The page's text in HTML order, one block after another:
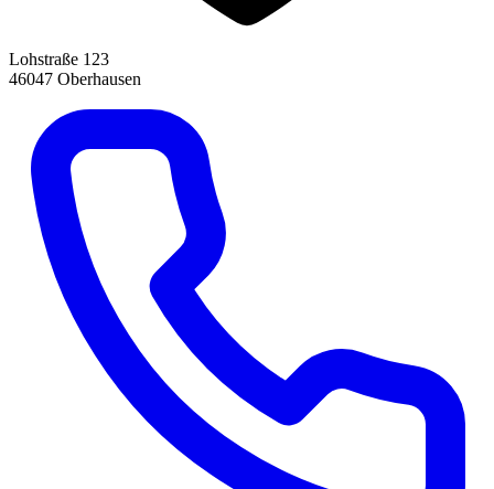
Lohstraße 123
46047 Oberhausen